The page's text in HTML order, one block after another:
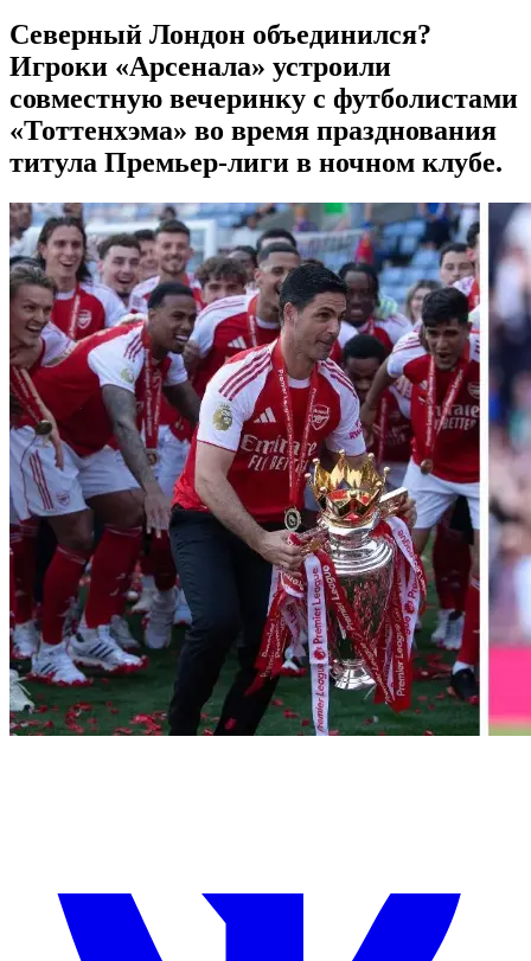
Северный Лондон объединился?
Игроки «Арсенала» устроили
совместную вечеринку с футболистами
«Тоттенхэма» во время празднования
титула Премьер-лиги в ночном клубе.